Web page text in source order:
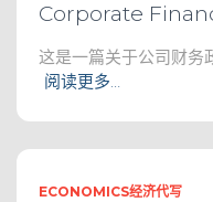
Corporate
这是一篇关于公司财
阅读更多…
ECONOMICS经济代写